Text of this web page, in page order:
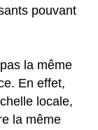
pouvant
la même
En effet,
locale,
la même